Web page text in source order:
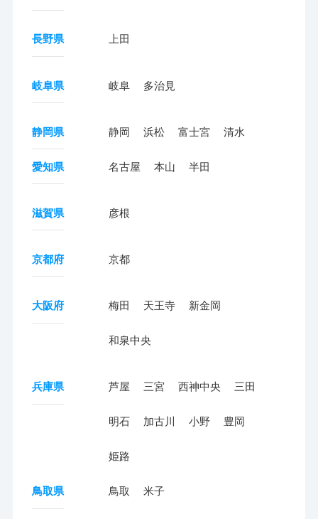
長野県 上田
岐阜県 岐阜 多治見
静岡県 静岡 浜松 富士宮 清水
愛知県 名古屋 本山 半田
滋賀県 彦根
京都府 京都
大阪府 梅田 天王寺 新金岡
和泉中央
兵庫県 芦屋 三宮 西神中央 三田
明石 加古川 小野 豊岡
姫路
鳥取県 鳥取 米子